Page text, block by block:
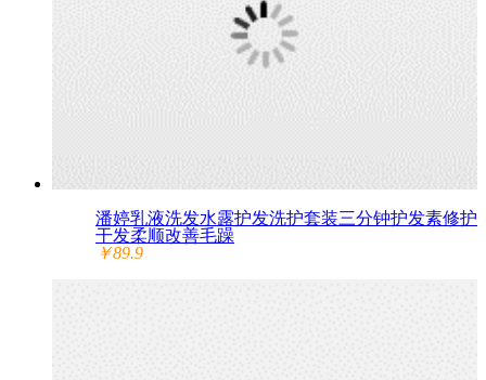
潘婷乳液洗发水露护发洗护套装三分钟护发素修护
干发柔顺改善毛躁
￥89.9